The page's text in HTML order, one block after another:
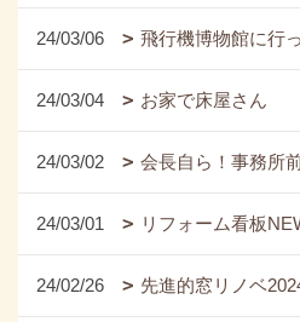
24/03/06 飛行機博物館に行
24/03/04 お家で床屋さん
24/03/02 会長自ら！事務所
24/03/01 リフォーム看板
24/02/26 先進的窓リノベ